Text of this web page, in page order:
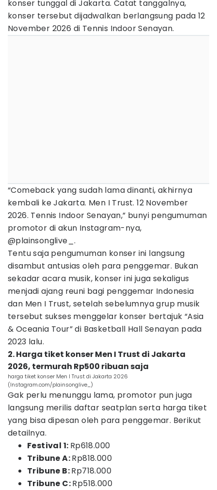
konser tunggal di Jakarta. Catat tanggalnya,
konser tersebut dijadwalkan berlangsung pada 12
November 2026 di Tennis Indoor Senayan.
“Comeback yang sudah lama dinanti, akhirnya
kembali ke Jakarta. Men I Trust. 12 November
2026. Tennis Indoor Senayan,” bunyi pengumuman
promotor di akun Instagram-nya,
@plainsonglive_.
Tentu saja pengumuman konser ini langsung
disambut antusias oleh para penggemar. Bukan
sekadar acara musik, konser ini juga sekaligus
menjadi ajang reuni bagi penggemar Indonesia
dan Men I Trust, setelah sebelumnya grup musik
tersebut sukses menggelar konser bertajuk “Asia
& Oceania Tour” di Basketball Hall Senayan pada
2023 lalu.
2. Harga tiket konser Men I Trust di Jakarta
2026, termurah Rp500 ribuan saja
harga tiket konser Men I Trust di Jakarta 2026
(Instagram.com/plainsonglive_)
Gak perlu menunggu lama, promotor pun juga
langsung merilis daftar seatplan serta harga tiket
yang bisa dipesan oleh para penggemar. Berikut
detailnya.
Festival 1: Rp618.000
Tribune A:Rp818.000
Tribune B:Rp718.000
Tribune C:Rp518.000